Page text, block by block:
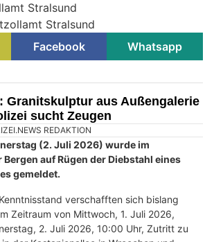
Stralsund
Stralsund
Facebook Whatsapp
Granitskulptur aus Außengalerie
sucht Zeugen